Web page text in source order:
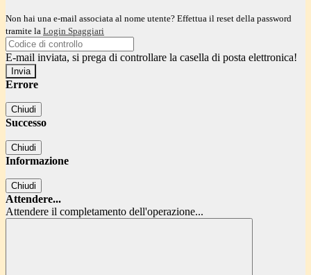
Non hai una e-mail associata al nome utente? Effettua il reset della password
tramite la Login Spaggiari
E-mail inviata, si prega di controllare la casella di posta elettronica!
Errore
Chiudi
Successo
Chiudi
Informazione
Chiudi
Attendere...
Attendere il completamento dell'operazione...